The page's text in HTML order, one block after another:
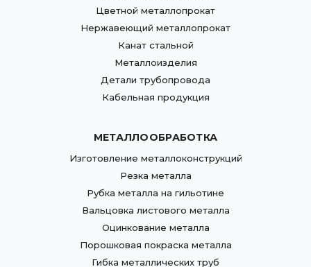
Цветной металлопрокат
Нержавеющий металлопрокат
Канат стальной
Металлоизделия
Детали трубопровода
Кабельная продукция
МЕТАЛЛООБРАБОТКА
Изготовление металлоконструкций
Резка металла
Рубка металла на гильотине
Вальцовка листового металла
Оцинкование металла
Порошковая покраска металла
Гибка металлических труб